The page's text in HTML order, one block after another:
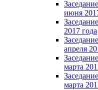
июня
2017 года
апреля
марта
марта